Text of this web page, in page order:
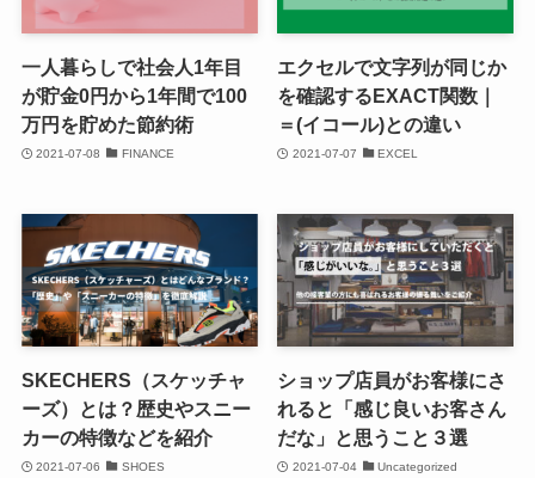
一人暮らしで社会人1年目
が貯金0円から1年間で100
万円を貯めた節約術
2021-07-08 FINANCE
エクセルで文字列が同じか
を確認するEXACT関数｜
＝(イコール)との違い
2021-07-07 EXCEL
SKECHERS（スケッチャ
ーズ）とは？歴史やスニー
カーの特徴などを紹介
2021-07-06 SHOES
ショップ店員がお客様にさ
れると「感じ良いお客さん
だな」と思うこと３選
2021-07-04 Uncategorized